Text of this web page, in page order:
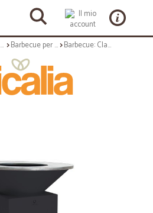
Esterno e giardino Barbecue per esterni Barbecue: Classic barbecue 100 black coated steel